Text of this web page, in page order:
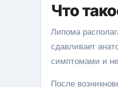
Что
Липома
сдавливает
симптомами и
После